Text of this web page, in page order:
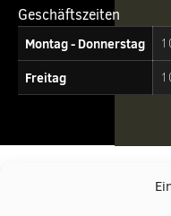
Geschäftszeiten
Montag - Donnerstag
Freitag